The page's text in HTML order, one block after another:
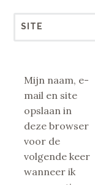
SITE
Mijn naam, e-
mail en site
opslaan in
deze browser
voor de
volgende keer
wanneer ik